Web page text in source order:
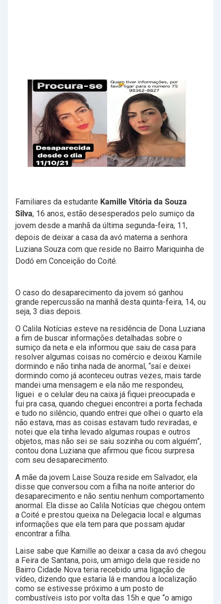
Familiares da estudante Kamille Vitória da Souza
Silva, 16 anos, estão desesperados pelo sumiço da
jovem desde a manhã da última segunda-feira, 11,
depois de deixar a casa da avó materna a senhora
Luziana Souza com que reside no Bairro Mariquinha de
Dodó em Conceição do Coité.
O caso do desaparecimento da jovem só ganhou
grande repercussão na manhã desta quinta-feira, 14, ou
seja, 3 dias depois.
O Calila Notícias esteve na residência de Dona Luziana
a fim de buscar informações detalhadas sobre o
sumiço da neta e ela informou que saiu de casa para
resolver algumas coisas no comércio e deixou Kamile
dormindo e não tinha nada de anormal, “saí e deixei
dormindo como já aconteceu outras vezes, mais tarde
mandei uma mensagem e ela não me respondeu,
liguei e o celular deu na caixa já fiquei preocupada e
fui pra casa, quando cheguei encontrei a porta fechada
e tudo no silêncio, quando entrei que olhei o quarto ela
não estava, mas as coisas estavam tudo reviradas, e
notei que ela tinha levado algumas roupas e outros
objetos, mas não sei se saiu sozinha ou com alguém”,
contou dona Luziana que afirmou que ficou surpresa
com seu desaparecimento.
A mãe da jovem Laise Souza reside em Salvador, ela
disse que conversou com a filha na noite anterior do
desaparecimento e não sentiu nenhum comportamento
anormal. Ela disse ao Calila Notícias que chegou ontem
a Coité e prestou queixa na Delegacia local e algumas
informações que ela tem para que possam ajudar
encontrar a filha.
Laise sabe que Kamille ao deixar a casa da avó chegou
a Feira de Santana, pois, um amigo dela que reside no
Bairro Cidade Nova teria recebido uma ligação de
vídeo, dizendo que estaria lá e mandou a localização
como se estivesse próximo a um posto de
combustíveis isto por volta das 15h e que “o amigo